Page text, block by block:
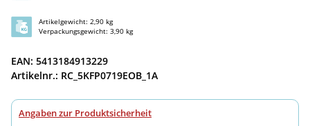
Artikelgewicht: 2,90 kg
Verpackungsgewicht: 3,90 kg
EAN: 5413184913229
Artikelnr.: RC_5KFP0719EOB_1A
Angaben zur Produktsicherheit